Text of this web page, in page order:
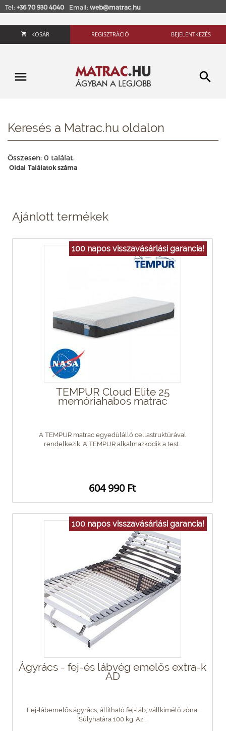
Tel: +36 70 930 4040 Email: web@matrac.hu
KOSÁR REGISZTRÁCIÓ BEJELENTKEZÉS
Keresés a Matrac.hu oldalon
Összesen: 0 találat.
Oldal Találatok száma
Ajánlott termékek
100 napos visszavásárlási garancia!
TEMPUR Cloud Elite 25
memóriahabos matrac
A TEMPUR matrac egyedülálló cellastruktúrával
rendelkezik. A TEMPUR alkalmazkodik a test...
604 990 Ft
100 napos visszavásárlási garancia!
Ágyrács - fej-és lábvég emelős extra-k
AD
Fej-lábemelős ágyrács, állítható fej-láb, vállkímélő zóna.
Súlyhatára 100 kg. Az...